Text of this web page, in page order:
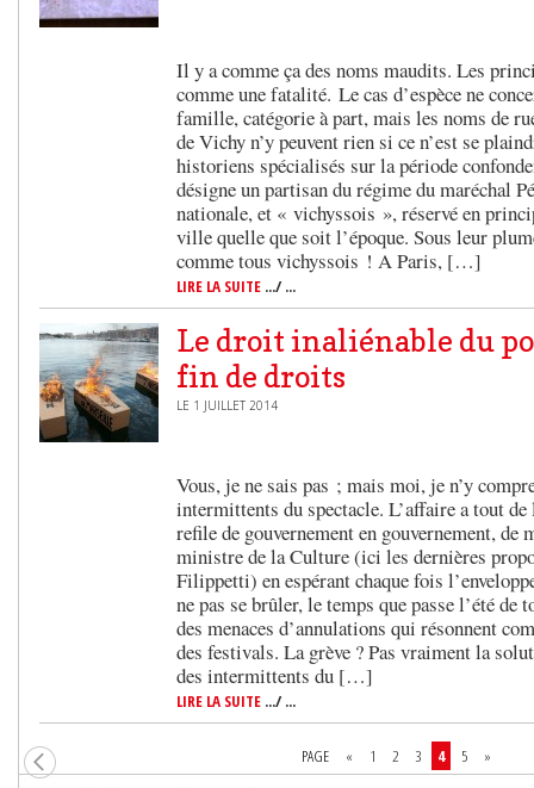
Il y a comme ça des noms maudits. Les
comme une fatalité. Le cas d’espèce ne
famille, catégorie à part, mais les noms de
de Vichy n’y peuvent rien si ce n’est se
historiens spécialisés sur la période
désigne un partisan du régime du maréchal
nationale, et « vichyssois », réservé en
ville quelle que soit l’époque. Sous leur
comme tous vichyssois ! A Paris, […]
LIRE LA SUITE .../ ...
Le droit inaliénable du
fin de droits
LE 1 JUILLET 2014
Vous, je ne sais pas ; mais moi, je n’y
intermittents du spectacle. L’affaire a tout de
refile de gouvernement en gouvernement, de
ministre de la Culture (ici les dernières
Filippetti) en espérant chaque fois
ne pas se brûler, le temps que passe l’été de
des menaces d’annulations qui résonnent
des festivals. La grève ? Pas vraiment la
des intermittents du […]
LIRE LA SUITE .../ ...
PAGE « 1 2 3 4 5 »